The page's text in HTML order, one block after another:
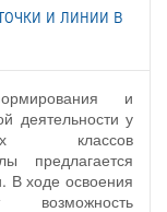
и линии в
и
деятельности у
классов
предлагается
В ходе освоения